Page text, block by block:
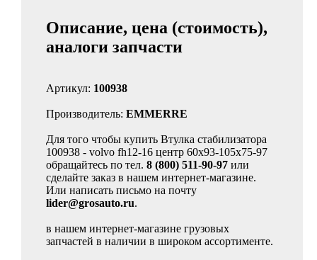
Описание, цена (стоимость),
аналоги запчасти
Артикул: 100938
Производитель: EMMERRE
Для того чтобы купить Втулка стабилизатора
100938 - volvo fh12-16 центр 60x93-105x75-97
обращайтесь по тел. 8 (800) 511-90-97 или
сделайте заказ в нашем интернет-магазине.
Или написать письмо на почту
lider@grosauto.ru.
в нашем интернет-магазине грузовых
запчастей в наличии в широком ассортименте.